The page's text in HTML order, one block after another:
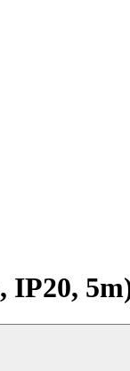
IP20,